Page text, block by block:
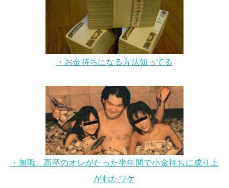
・お金持ちになる方法知ってる
・無職、高卒のオレがたった半年間で小金持ちに成り上
がれたワケ